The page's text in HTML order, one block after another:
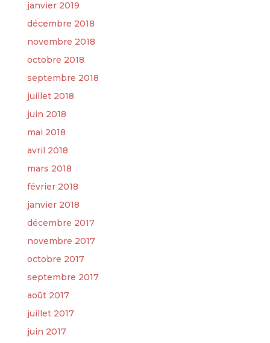
janvier 2019
décembre 2018
novembre 2018
octobre 2018
septembre 2018
juillet 2018
juin 2018
mai 2018
avril 2018
mars 2018
février 2018
janvier 2018
décembre 2017
novembre 2017
octobre 2017
septembre 2017
août 2017
juillet 2017
juin 2017